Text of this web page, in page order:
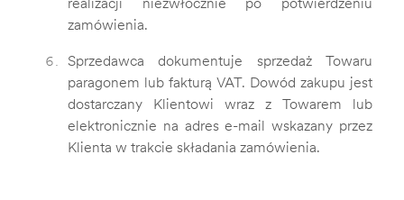
zamówienia.
Sprzedawca dokumentuje sprzedaż Towaru
paragonem lub fakturą VAT. Dowód zakupu jest
dostarczany Klientowi wraz z Towarem lub
elektronicznie na adres e-mail wskazany przez
Klienta w trakcie składania zamówienia.